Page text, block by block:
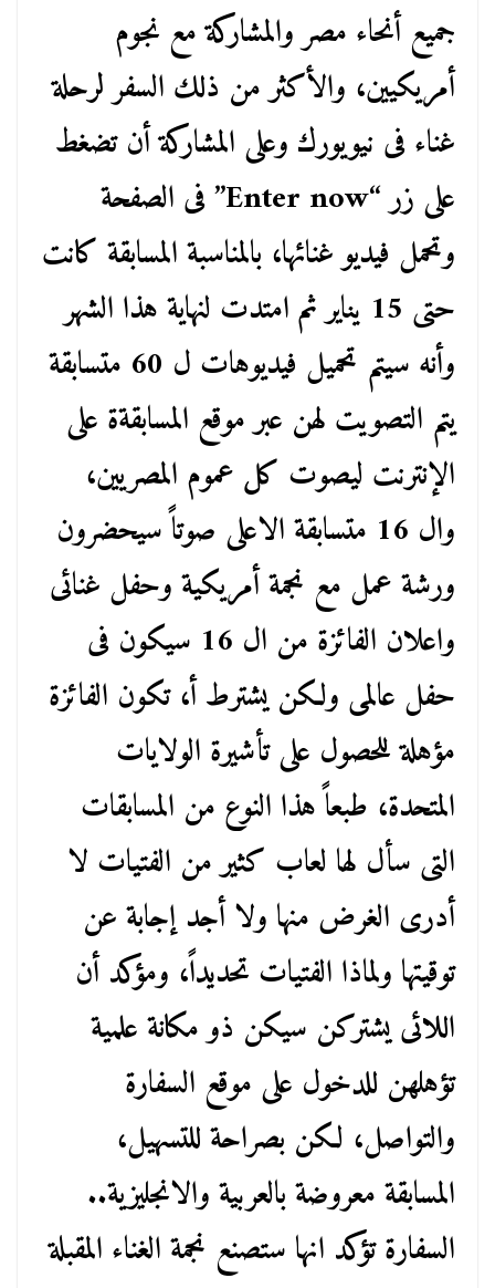
جميع أنحاء مصر والمشاركة مع نجوم
أمريكيين، والأكثر من ذلك السفر لرحلة
غناء فى نيويورك وعلى المشاركة أن تضغط
على زر “Enter now” فى الصفحة
وتحمل فيديو غنائها، بالمناسبة المسابقة كانت
حتى 15 يناير ثم امتدت لنهاية هذا الشهر
وأنه سيتم تحميل فيديوهات ل 60 متسابقة
يتم التصويت لهن عبر موقع المسابقةة على
الإنترنت ليصوت كل عموم المصريين،
وال 16 متسابقة الاعلى صوتاً سيحضرون
ورشة عمل مع نجمة أمريكية وحفل غنائى
واعلان الفائزة من ال 16 سيكون فى
حفل عالمى ولكن يشترط أ، تكون الفائزة
مؤهلة للحصول على تأشيرة الولايات
المتحدة، طبعاً هذا النوع من المسابقات
التى سأل لها لعاب كثير من الفتيات لا
أدرى الغرض منها ولا أجد إجابة عن
توقيتها ولماذا الفتيات تحديداً، ومؤكد أن
اللائى يشتركن سيكن ذو مكانة علمية
تؤهلهن للدخول على موقع السفارة
والتواصل، لكن بصراحة للتسهيل،
المسابقة معروضة بالعربية والانجليزية..
السفارة تؤكد انها ستصنع نجمة الغناء المقبلة